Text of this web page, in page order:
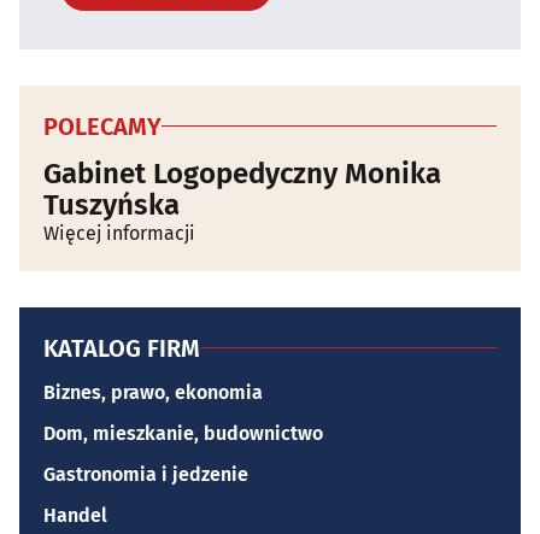
POLECAMY
Gabinet Logopedyczny Monika
Tuszyńska
Więcej informacji
KATALOG FIRM
Biznes, prawo, ekonomia
Dom, mieszkanie, budownictwo
Gastronomia i jedzenie
Handel